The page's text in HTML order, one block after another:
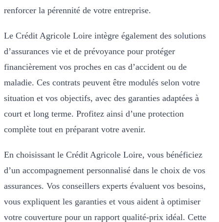
renforcer la pérennité de votre entreprise.
Le Crédit Agricole Loire intègre également des solutions
d’assurances vie et de prévoyance pour protéger
financièrement vos proches en cas d’accident ou de
maladie. Ces contrats peuvent être modulés selon votre
situation et vos objectifs, avec des garanties adaptées à
court et long terme. Profitez ainsi d’une protection
complète tout en préparant votre avenir.
En choisissant le Crédit Agricole Loire, vous bénéficiez
d’un accompagnement personnalisé dans le choix de vos
assurances. Vos conseillers experts évaluent vos besoins,
vous expliquent les garanties et vous aident à optimiser
votre couverture pour un rapport qualité-prix idéal. Cette